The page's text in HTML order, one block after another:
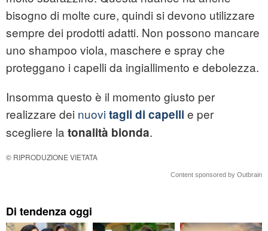
bisogno di molte cure, quindi si devono utilizzare
sempre dei prodotti adatti. Non possono mancare
uno shampoo viola, maschere e spray che
proteggano i capelli da ingiallimento e debolezza.
Insomma questo è il momento giusto per
realizzare dei nuovitagli di capelli e per
scegliere la tonalità bionda.
© RIPRODUZIONE VIETATA
Content sponsored by Outbrain
Di tendenza oggi